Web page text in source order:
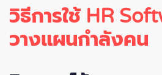
วิธีการใช้ HR
วางแผนกำลังคน